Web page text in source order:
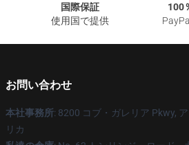
国際保証
使用国で提供
100
お問い合わせ
本社事務所: 8200 コブ・ガレリア Pkwy,
リカ